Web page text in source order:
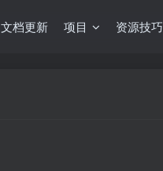
文档更新 项目 资源技巧